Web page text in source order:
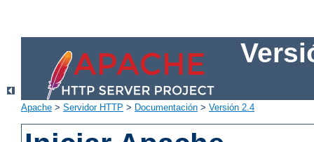
Apache > Servidor HTTP > Documentación > Versión 2.4